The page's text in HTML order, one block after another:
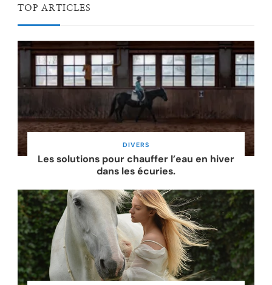
TOP ARTICLES
DIVERS
Les solutions pour chauffer l’eau en hiver
dans les écuries.